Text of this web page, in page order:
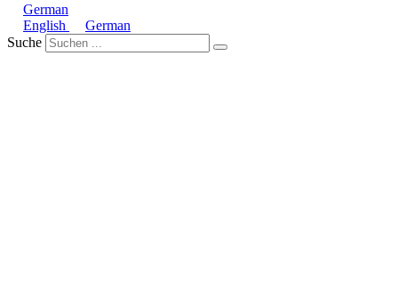
German
English
German
Suche